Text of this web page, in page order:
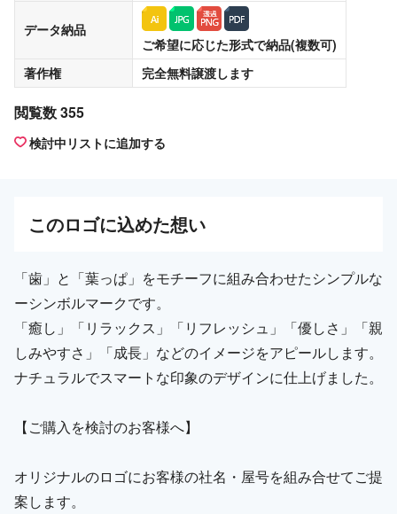
データ納品
ご希望に応じた形式で納品(複数可)
著作権
完全無料譲渡します
閲覧数 355
検討中リストに追加する
このロゴに込めた想い
「歯」と「葉っぱ」をモチーフに組み合わせたシンプルな
ーシンボルマークです。
「癒し」「リラックス」「リフレッシュ」「優しさ」「親
しみやすさ」「成長」などのイメージをアピールします。
ナチュラルでスマートな印象のデザインに仕上げました。
【ご購入を検討のお客様へ】
オリジナルのロゴにお客様の社名・屋号を組み合せてご提
案します。